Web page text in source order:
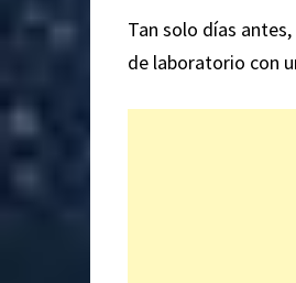
Tan solo días
de laboratorio con